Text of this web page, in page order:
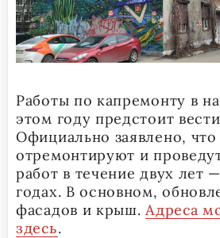
Работы по капремонту в
этом году предстоит
Официально заявлено,
отремонтируют и
работ в течение двух лет
годах. В основном,
фасадов и крыш. Адреса
здесь.